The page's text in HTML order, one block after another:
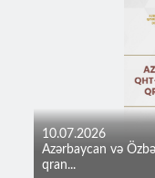
10.07.2026
Azərbaycan və
qran...